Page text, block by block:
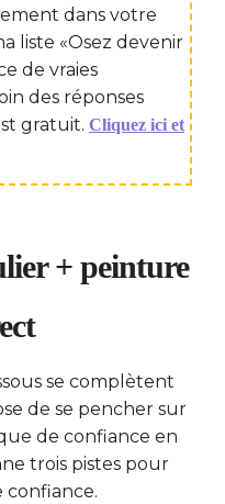
dans votre
liste «Osez devenir
de vraies
des réponses
gratuit. Cliquez ici et
+ peinture
se complètent
de se pencher sur
de confiance en
trois pistes pour